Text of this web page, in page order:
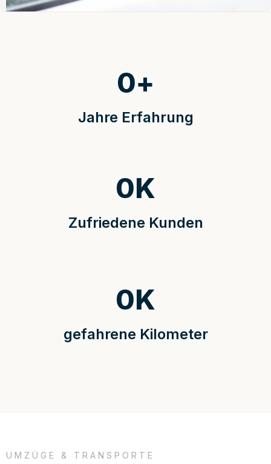
Jahre Erfahrung
0+
Zufriedene Kunden
0K
gefahrene Kilometer
0K
UMZÜGE & TRANSPORTE